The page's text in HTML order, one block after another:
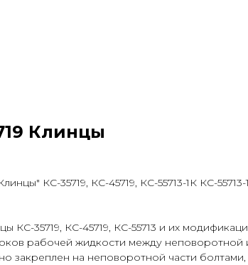
Клинцы
КС-35719, КС-45719, КС-55713-1К КС-55713-
КС-35719, КС-45719, КС-55713 и их
рабочей жидкости между неповоротной
закреплен на неповоротной части